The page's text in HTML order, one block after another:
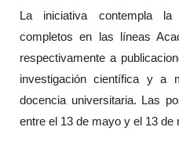
La iniciativa contempla la
completos en las líneas
respectivamente a
investigación científica y a
docencia universitaria. Las
entre el 13 de mayo y el 13 de